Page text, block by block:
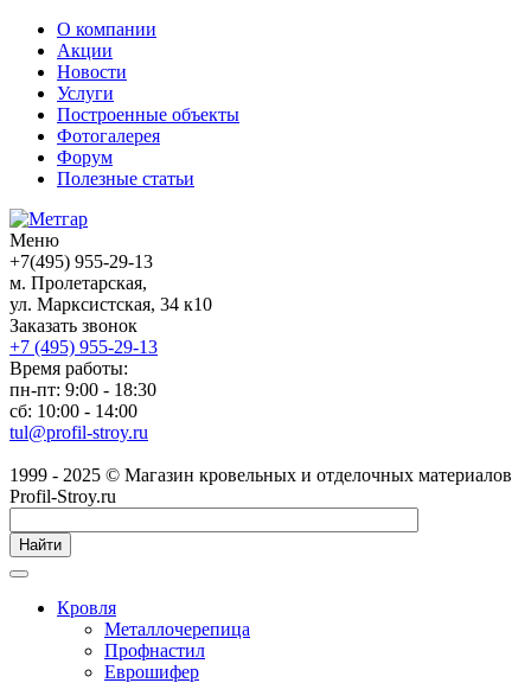
О компании
Акции
Новости
Услуги
Построенные объекты
Фотогалерея
Форум
Полезные статьи
Меню
+7(495) 955-29-13
м. Пролетарская,
ул. Марксистская, 34 к10
Заказать звонок
+7 (495) 955-29-13
Время работы:
пн-пт: 9:00 - 18:30
сб: 10:00 - 14:00
tul@profil-stroy.ru
1999 - 2025 © Магазин кровельных и отделочных материалов
Profil-Stroy.ru
Найти
Кровля
Металлочерепица
Профнастил
Еврошифер